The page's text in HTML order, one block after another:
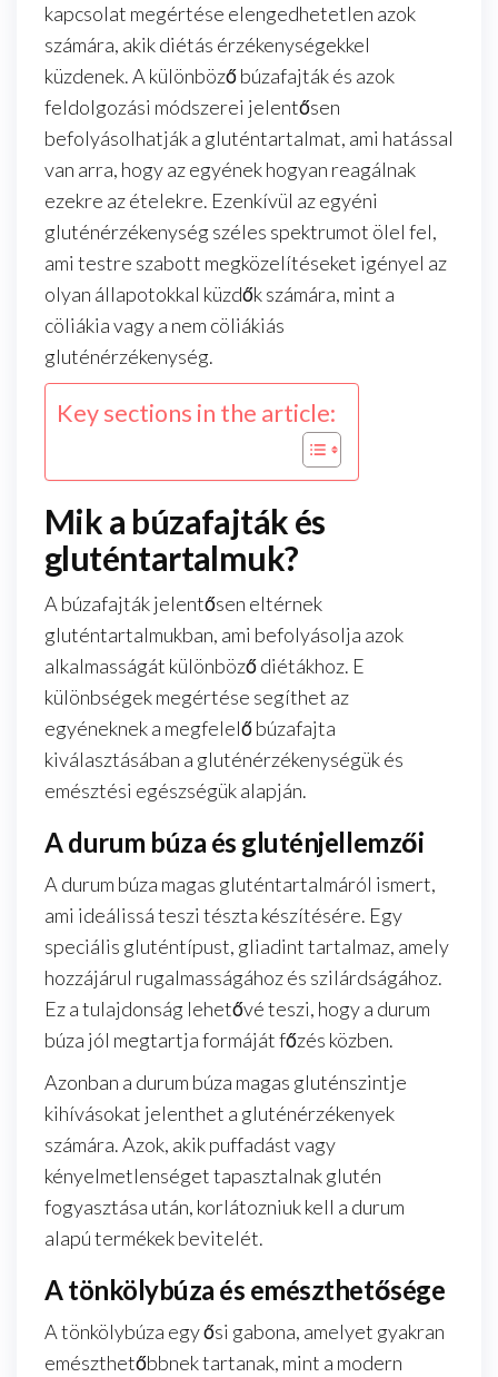
kapcsolat megértése elengedhetetlen azok
számára, akik diétás érzékenységekkel
küzdenek. A különböző búzafajták és azok
feldolgozási módszerei jelentősen
befolyásolhatják a gluténtartalmat, ami hatással
van arra, hogy az egyének hogyan reagálnak
ezekre az ételekre. Ezenkívül az egyéni
gluténérzékenység széles spektrumot ölel fel,
ami testre szabott megközelítéseket igényel az
olyan állapotokkal küzdők számára, mint a
cöliákia vagy a nem cöliákiás
gluténérzékenység.
Key sections in the article:
Mik a búzafajták és
gluténtartalmuk?
A búzafajták jelentősen eltérnek
gluténtartalmukban, ami befolyásolja azok
alkalmasságát különböző diétákhoz. E
különbségek megértése segíthet az
egyéneknek a megfelelő búzafajta
kiválasztásában a gluténérzékenységük és
emésztési egészségük alapján.
A durum búza és gluténjellemzői
A durum búza magas gluténtartalmáról ismert,
ami ideálissá teszi tészta készítésére. Egy
speciális gluténtípust, gliadint tartalmaz, amely
hozzájárul rugalmasságához és szilárdságához.
Ez a tulajdonság lehetővé teszi, hogy a durum
búza jól megtartja formáját főzés közben.
Azonban a durum búza magas gluténszintje
kihívásokat jelenthet a gluténérzékenyek
számára. Azok, akik puffadást vagy
kényelmetlenséget tapasztalnak glutén
fogyasztása után, korlátozniuk kell a durum
alapú termékek bevitelét.
A tönkölybúza és emészthetősége
A tönkölybúza egy ősi gabona, amelyet gyakran
emészthetőbbnek tartanak, mint a modern